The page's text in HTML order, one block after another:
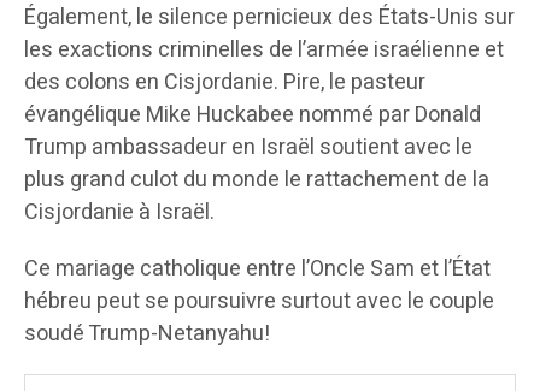
Également, le silence pernicieux des États-Unis sur
les exactions criminelles de l’armée israélienne et
des colons en Cisjordanie. Pire, le pasteur
évangélique Mike Huckabee nommé par Donald
Trump ambassadeur en Israël soutient avec le
plus grand culot du monde le rattachement de la
Cisjordanie à Israël.
Ce mariage catholique entre l’Oncle Sam et l’État
hébreu peut se poursuivre surtout avec le couple
soudé Trump-Netanyahu!